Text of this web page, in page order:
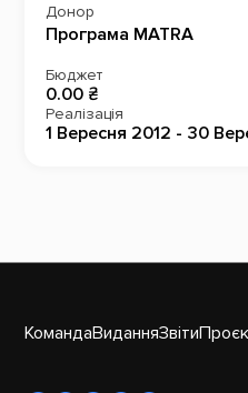
Донор
Програма MATRA
Бюджет
0.00 ₴
Реалізація
1 Вересня 2012 - 30
КомандаВиданняЗвіти